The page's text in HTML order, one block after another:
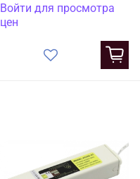
Войти для просмотра
цен